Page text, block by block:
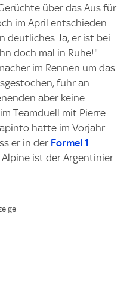
über das Aus für
im April entschieden
deutliches Ja, er ist bei
doch mal in Ruhe!"
im Rennen um das
fuhr an
aber keine
Teamduell mit Pierre
hatte im Vorjahr
er in der Formel 1
ist der Argentinier